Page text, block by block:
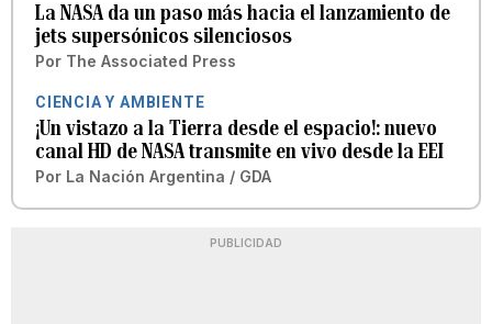
La NASA da un paso más hacia el lanzamiento de
jets supersónicos silenciosos
Por The Associated Press
CIENCIA Y AMBIENTE
¡Un vistazo a la Tierra desde el espacio!: nuevo
canal HD de NASA transmite en vivo desde la EEI
Por La Nación Argentina / GDA
PUBLICIDAD